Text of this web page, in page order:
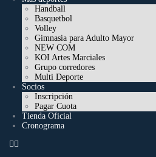
Handball
Basquetbol
Volley
Gimnasia para Adulto Mayor
NEW COM
KOI Artes Marciales
Grupo corredores
Multi Deporte
Socios
Inscripción
Pagar Cuota
Tienda Oficial
Cronograma